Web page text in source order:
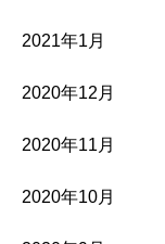
2021年1月
2020年12月
2020年11月
2020年10月